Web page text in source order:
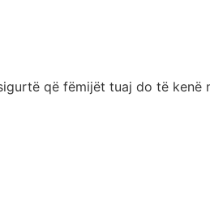
që fëmijët tuaj do të